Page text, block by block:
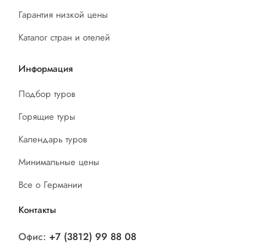
Гарантия низкой цены
Каталог стран и отелей
Информация
Подбор туров
Горящие туры
Календарь туров
Минимальные цены
Все о Германии
Контакты
Офис: +7 (3812) 99 88 08